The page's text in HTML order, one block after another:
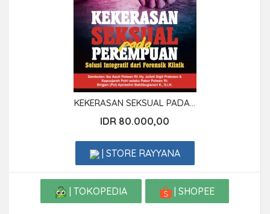
KEKERASAN SEKSUAL PADA...
IDR 80.000,00
| STORE RAYYANA
| TOKOPEDIA | SHOPEE